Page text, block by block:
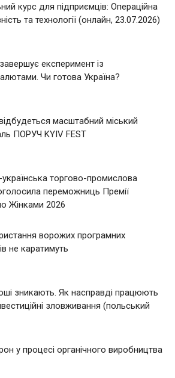
курс для підприємців: Операційна
та технології (онлайн, 23.07.2026)
експеримент із
Чи готова Україна?
масштабний міський
ПОРУЧ KYIV FEST
торгово-промислова
переможниць Премії
Жінками 2026
ворожих програмних
не каратимуть
зникають. Як насправді працюють
зловживання (польський
у процесі органічного виробництва